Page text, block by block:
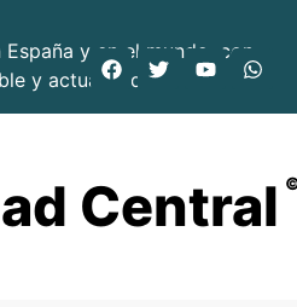
y en el mundo, con
y actualizada.
Central